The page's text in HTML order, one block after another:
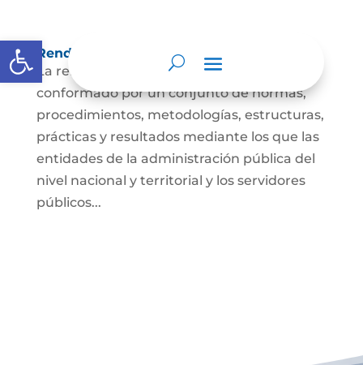
Abrir barra de herramientas
Rendición de cuentas
La rendición de cuentas es el proceso
conformado por un conjunto de normas,
procedimientos, metodologías, estructuras,
prácticas y resultados mediante los que las
entidades de la administración pública del
nivel nacional y territorial y los servidores
públicos...